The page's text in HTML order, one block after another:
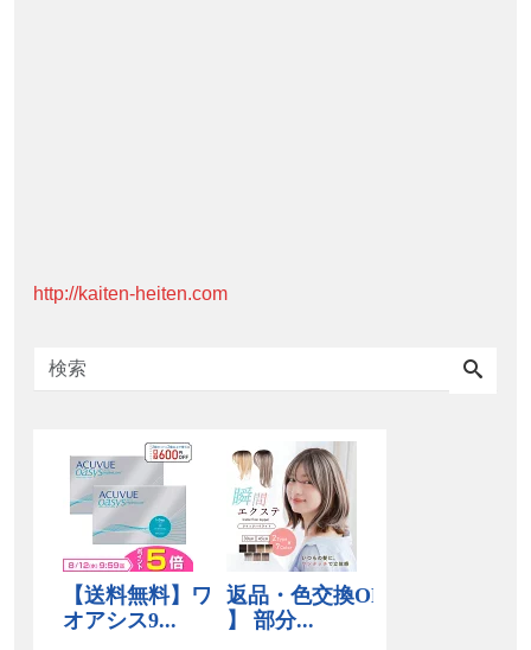
http://kaiten-heiten.com